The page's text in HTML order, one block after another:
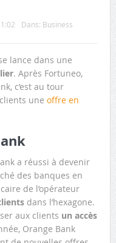
Dans: Business
lance dans une
. Après Fortuneo,
c’est au tour
une offre en
a réussi à devenir
des banques en
de l’opérateur
dans l’hexagone.
aux clients un accès
Orange Bank